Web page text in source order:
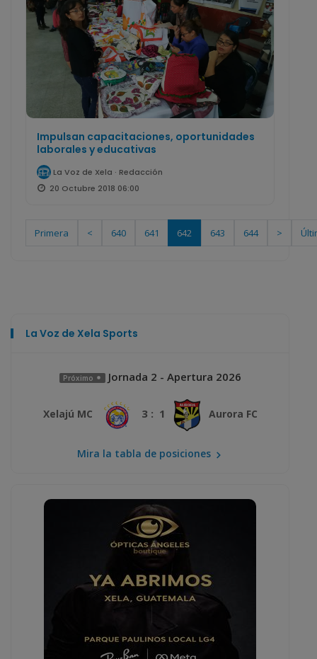
Impulsan capacitaciones, oportunidades
laborales y educativas
La Voz de Xela · Redacción
20 Octubre 2018 06:00
Primera < 640 641 642 643 644 >
La Voz de Xela Sports
Próximo Jornada 2 - Apertura 2026
Xelajú MC 3 : 1 Aurora FC
Mira la tabla de posiciones